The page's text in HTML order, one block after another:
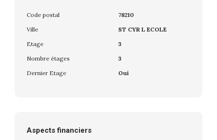
Code postal
78210
Ville
ST CYR L ECOLE
Etage
3
Nombre étages
3
Dernier Etage
Oui
Aspects financiers